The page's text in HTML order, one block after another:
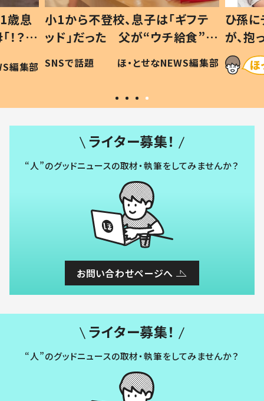
歳息
？」
編集部
小1から不登校、息子は「ギフテ
ッド」だった 父が“ウチ給食”を
作り続ける理由とは #令和の親
#令和の子
SNSで話題 ほ・とせなNEWS編集部
ひ孫
が、
「涙が
い」
ライター募集！
“人”のグッドニュースの取材・執筆をしてみませんか？
お問い合わせページへ
ライター募集！
“人”のグッドニュースの取材・執筆をしてみませんか？